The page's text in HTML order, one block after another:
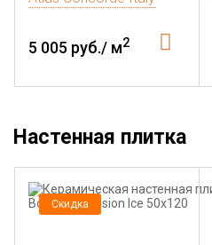
5 005 руб./ м2
Настенная плитка
Скидка